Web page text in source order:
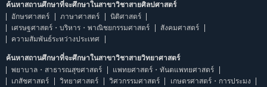
ค้นหาสถานศึกษาที่จะศึกษาในสาขาวิชาสายศิลปศาสตร์
อักษรศาสตร์
ภาษาศาสตร์
นิติศาสตร์
เศรษฐศาสตร์・บริหาร・พาณิชยกรรมศาสตร์
สังคมศาสตร์
ความสัมพันธ์ระหว่างประเทศ
ค้นหาสถานศึกษาที่จะศึกษาในสาขาวิชาสายวิทยาศาสตร์
พยาบาล・สาธารณสุขศาสตร์
แพทยศาสตร์・ทันตแพทยศาสตร์
เภสัชศาสตร์
วิทยาศาสตร์ วิศวกรรมศาสตร์ เกษตรศาสตร์・การประมง